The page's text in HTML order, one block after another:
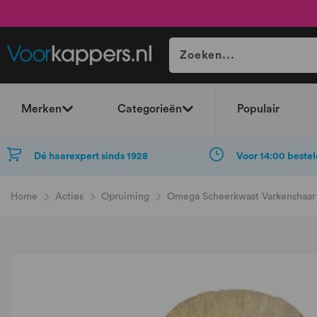
Merken Categorieën Populair
Dé haarexpert sinds 1928 Voor 14:00
Home Acties Opruiming Omega Scheerkwast